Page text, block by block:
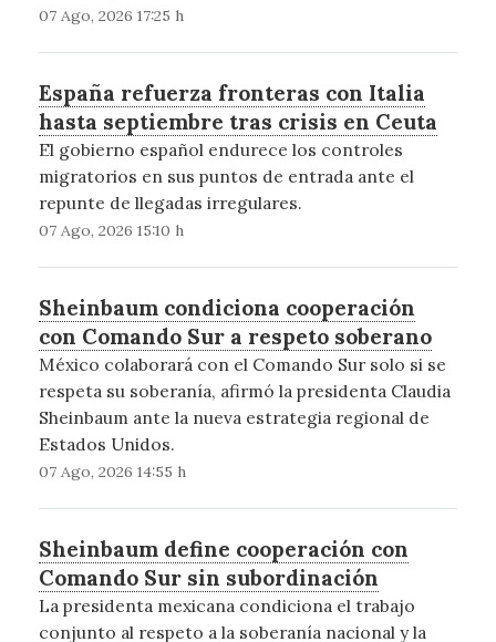
07 Ago, 2026 17:25 h
España refuerza fronteras con Italia
hasta septiembre tras crisis en Ceuta
El gobierno español endurece los controles
migratorios en sus puntos de entrada ante el
repunte de llegadas irregulares.
07 Ago, 2026 15:10 h
Sheinbaum condiciona cooperación
con Comando Sur a respeto soberano
México colaborará con el Comando Sur solo si se
respeta su soberanía, afirmó la presidenta Claudia
Sheinbaum ante la nueva estrategia regional de
Estados Unidos.
07 Ago, 2026 14:55 h
Sheinbaum define cooperación con
Comando Sur sin subordinación
La presidenta mexicana condiciona el trabajo
conjunto al respeto a la soberanía nacional y la